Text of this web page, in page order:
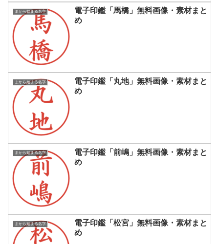
まから始まる名字
電子印鑑「馬橋」無料画像・素材まと
め
まから始まる名字
電子印鑑「丸地」無料画像・素材まと
め
まから始まる名字
電子印鑑「前嶋」無料画像・素材まと
め
まから始まる名字
電子印鑑「松宮」無料画像・素材まと
め